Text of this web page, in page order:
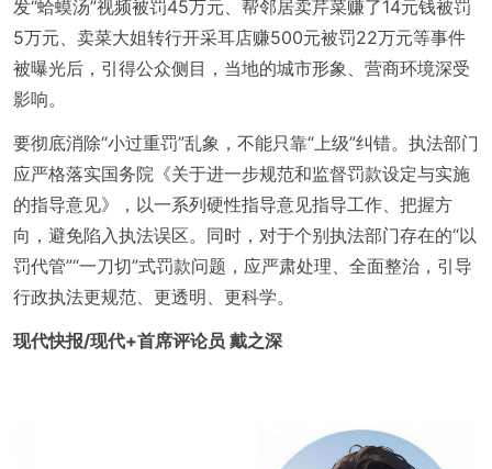
发“蛤蟆汤”视频被罚45万元、帮邻居卖芹菜赚了14元钱被罚
5万元、卖菜大姐转行开采耳店赚500元被罚22万元等事件
被曝光后，引得公众侧目，当地的城市形象、营商环境深受
影响。
要彻底消除“小过重罚”乱象，不能只靠“上级”纠错。执法部门
应严格落实国务院《关于进一步规范和监督罚款设定与实施
的指导意见》，以一系列硬性指导意见指导工作、把握方
向，避免陷入执法误区。同时，对于个别执法部门存在的“以
罚代管”“一刀切”式罚款问题，应严肃处理、全面整治，引导
行政执法更规范、更透明、更科学。
现代快报/现代+首席评论员 戴之深